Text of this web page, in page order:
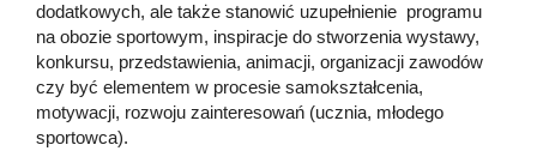
dodatkowych, ale także stanowić uzupełnienie programu
na obozie sportowym, inspiracje do stworzenia wystawy,
konkursu, przedstawienia, animacji, organizacji zawodów
czy być elementem w procesie samokształcenia,
motywacji, rozwoju zainteresowań (ucznia, młodego
sportowca).